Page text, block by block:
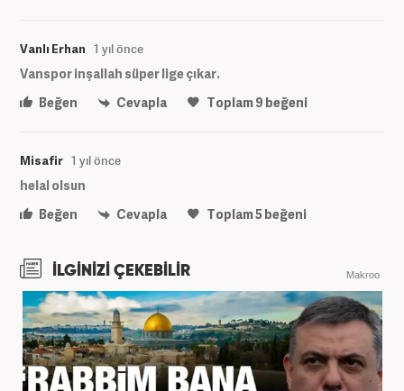
Vanlı Erhan 1 yıl önce
Vanspor inşallah süper lige çıkar.
Beğen
Cevapla Toplam9 beğeni
Misafir 1 yıl önce
helal olsun
Beğen
Cevapla Toplam5beğeni
İLGİNİZİ ÇEKEBİLİR Makroo